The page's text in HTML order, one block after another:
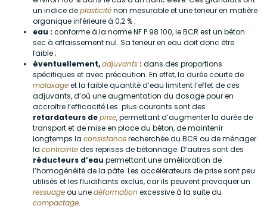
un indice deplasticiténon mesurable et une teneur en matière
organique inférieure à 0,2 % ;
eau : conforme à la norme NF P 98 100, le BCR est un béton
sec à affaissement nul. Sa teneur en eau doit donc être
faible ;
éventuellement,adjuvants : dans des proportions
spécifiques et avec précaution. En effet, la durée courte de
malaxageet la faible quantité d’eau limitent l’effet de ces
adjuvants, d’où une augmentation du dosage pour en
accroître l’efficacité.Les plus courants sont des
retardateurs deprise, permettant d’augmenter la durée de
transport et de mise en place du béton, de maintenir
longtemps la consistancerecherchée du BCR ou de ménager
la contraintedes reprises de bétonnage. D’autres sont des
réducteurs d’eau permettant une amélioration de
l’homogénéité de la pâte. Les accélérateurs de prise sont peu
utilisés et les fluidifiants exclus, car ils peuvent provoquer un
ressuageou unedéformation excessive à la suite du
compactage.